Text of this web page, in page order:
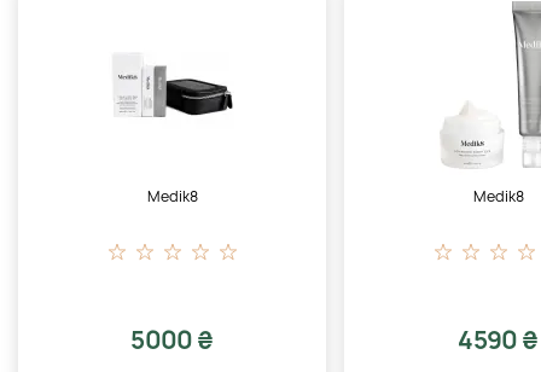
Medik8
5000 ₴
Medik8
4590 ₴